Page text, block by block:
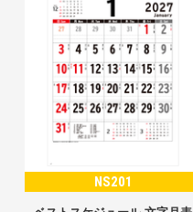
NS201